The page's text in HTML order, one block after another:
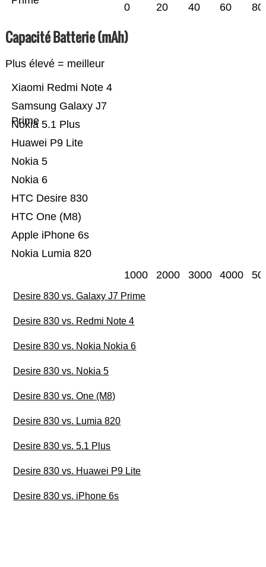
0 20 40 60 80
Capacité Batterie (mAh)
Plus élevé = meilleur
Nokia Lumia 820
Apple iPhone 6s
HTC One (M8)
HTC Desire 830
Nokia 6
Nokia 5
Huawei P9 Lite
Nokia 5.1 Plus
Samsung Galaxy J7
Prime
Xiaomi Redmi Note 4
1000 2000 3000 4000
Desire 830 vs. Galaxy J7 Prime
Desire 830 vs. Redmi Note 4
Desire 830 vs. Nokia Nokia 6
Desire 830 vs. Nokia 5
Desire 830 vs. One (M8)
Desire 830 vs. Lumia 820
Desire 830 vs. 5.1 Plus
Desire 830 vs. Huawei P9 Lite
Desire 830 vs. iPhone 6s